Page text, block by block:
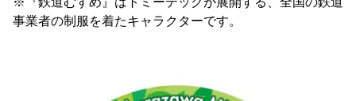
事業者の制服を着たキャラクターです。